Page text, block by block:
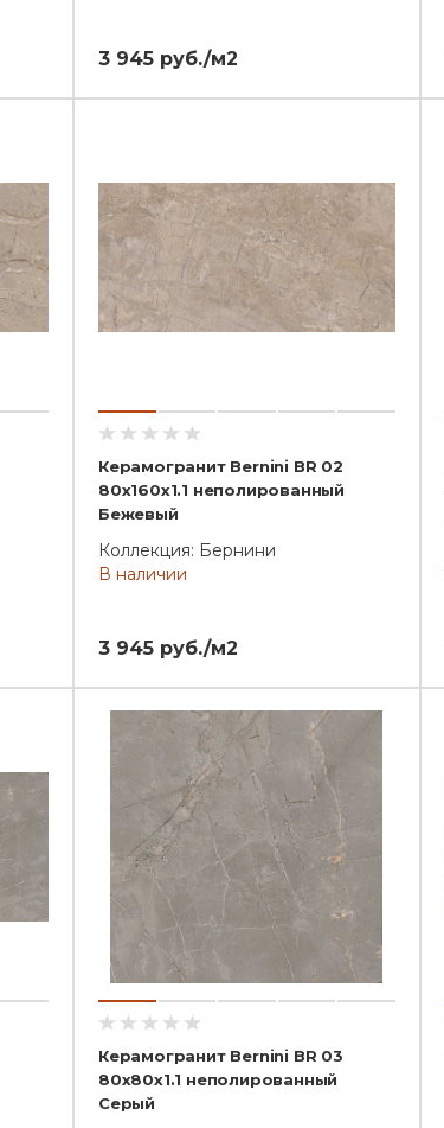
3 945 руб./м2
Керамогранит Bernini BR 02
80x160x1.1 неполированный
Бежевый
Коллекция: Бернини
В наличии
3 945 руб./м2
Керамогранит Bernini BR 03
80x80x1.1 неполированный
Серый